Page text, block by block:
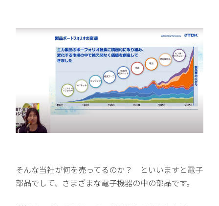
そんな当社が何を売ってるのか？ といいますと電子
部品でして、さまざまな電子機器の中の部品です。